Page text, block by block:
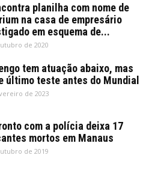
planilha com nome de
na casa de empresário
em esquema de...
de 2020
tem atuação abaixo, mas
último teste antes do Mundial
de 2023
com a polícia deixa 17
mortos em Manaus
de 2019